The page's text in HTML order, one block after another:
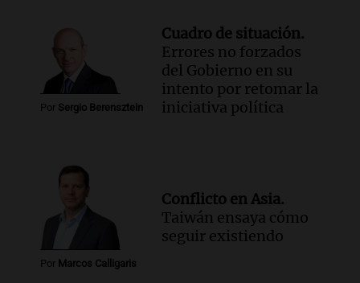
Por Sergio Berensztein
Cuadro de situación.
Errores no forzados
del Gobierno en su
intento por retomar la
iniciativa política
Por Marcos Calligaris
Conflicto en Asia.
Taiwán ensaya cómo
seguir existiendo